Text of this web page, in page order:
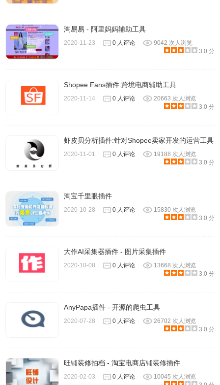
淘易易 - 阿里妈妈辅助工具
2020-11-23 0 人评论
9042 次人浏览
3.0 分
Shopee Fans插件:跨境电商辅助工具
2020-11-14 0 人评论
20663 次人浏览
3.0 分
虾皮贝分析插件:针对Shopee卖家开发的运营工具
2020-11-01 0 人评论
19188 次人浏览
3.0 分
淘宝千里眼插件
2020-10-28 0 人评论
15830 次人浏览
3.0 分
大作AI采集器插件 - 图片采集插件
2020-10-08 0 人评论
13668 次人浏览
3.0 分
AnyPapa插件 - 开源的爬虫工具
2020-07-28 0 人评论
26702 次人浏览
3.0 分
旺铺装修拍档 - 淘宝电商店铺装修插件
2020-02-03 0 人评论
10045 次人浏览